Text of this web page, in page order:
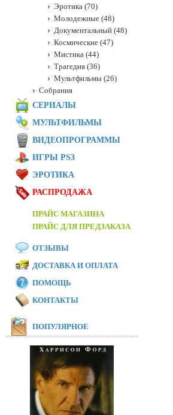
Эротика (70)
Молодежные (48)
Документальный (48)
Космические (47)
Мистика (44)
Трагедия (36)
Мультфильмы (26)
Собрания
СЕРИАЛЫ
МУЛЬТФИЛЬМЫ
ВИДЕОПРОГРАММЫ
ИГРЫ PS3
ЭРОТИКА
РАСПРОДАЖА
ПРАЙС МАГАЗИНА
ПРАЙС ДЛЯ ПРЕДЗАКАЗА
ОТЗЫВЫ
ДОСТАВКА И ОПЛАТА
ПОМОЩЬ
КОНТАКТЫ
ПОПУЛЯРНОЕ